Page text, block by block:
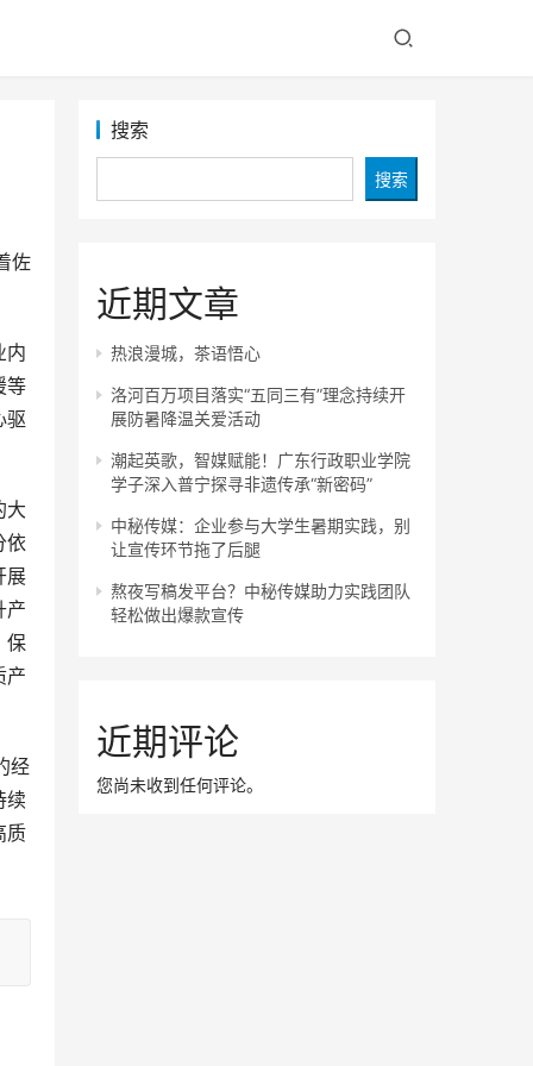
佐
内
等
驱
大
依
展
产
保
产
经
续
质
搜索
搜索
近期文章
热浪漫城，茶语悟心
洛河百万项目落实“五同三有”理念持续开
展防暑降温关爱活动
潮起英歌，智媒赋能！广东行政职业学院
学子深入普宁探寻非遗传承“新密码”
中秘传媒：企业参与大学生暑期实践，别
让宣传环节拖了后腿
熬夜写稿发平台？中秘传媒助力实践团队
轻松做出爆款宣传
近期评论
您尚未收到任何评论。